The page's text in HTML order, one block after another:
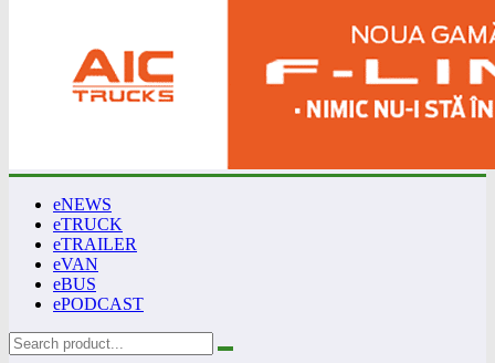
eNEWS
eTRUCK
eTRAILER
eVAN
eBUS
ePODCAST